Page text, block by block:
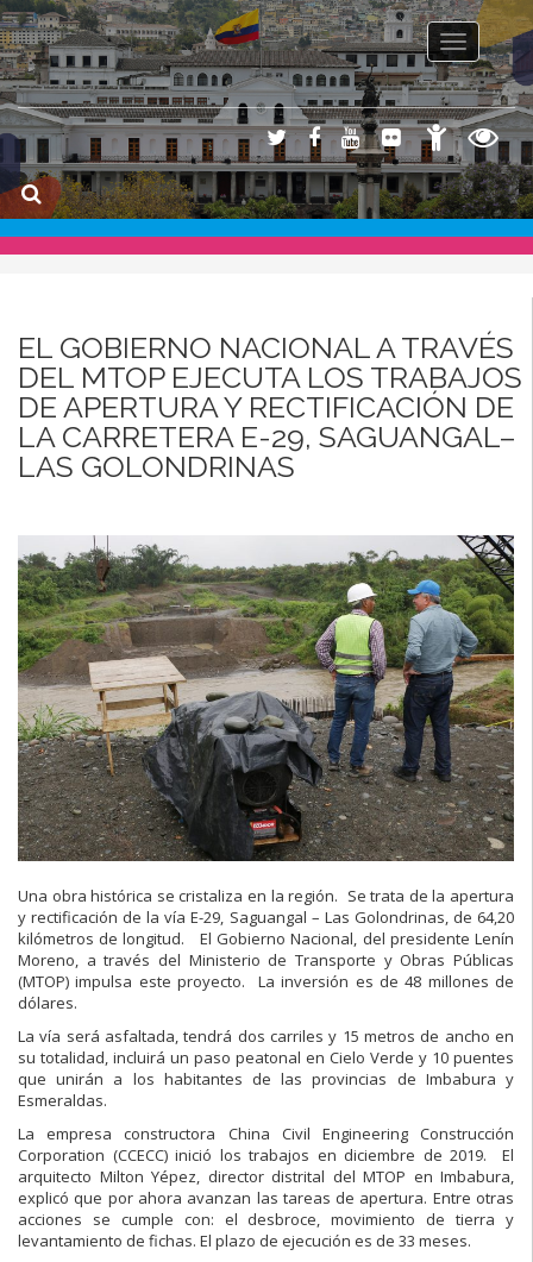
Toggle
EL GOBIERNO NACIONAL A TRAVÉS
DEL MTOP EJECUTA LOS TRABAJOS
DE APERTURA Y RECTIFICACIÓN DE
LA CARRETERA E-29, SAGUANGAL–
LAS GOLONDRINAS
Una obra histórica se cristaliza en la región. Se trata de la apertura
y rectificación de la vía E-29, Saguangal – Las Golondrinas, de 64,20
kilómetros de longitud.
El Gobierno Nacional, del presidente Lenín
Moreno, a través del Ministerio de Transporte y Obras Públicas
(MTOP) impulsa este proyecto.
La inversión es de 48 millones de
dólares.
La vía será asfaltada, tendrá dos carriles y 15 metros de ancho en
su totalidad, incluirá un paso peatonal en Cielo Verde y 10 puentes
que unirán a los habitantes de las provincias de Imbabura y
Esmeraldas.
La empresa constructora China Civil Engineering Construcción
Corporation (CCECC) inició los trabajos en diciembre de 2019.
El
arquitecto Milton Yépez, director distrital del MTOP en Imbabura,
explicó que por ahora avanzan las tareas de apertura. Entre otras
acciones se cumple con: el desbroce, movimiento de tierra y
levantamiento de fichas. El plazo de ejecución es de 33 meses.